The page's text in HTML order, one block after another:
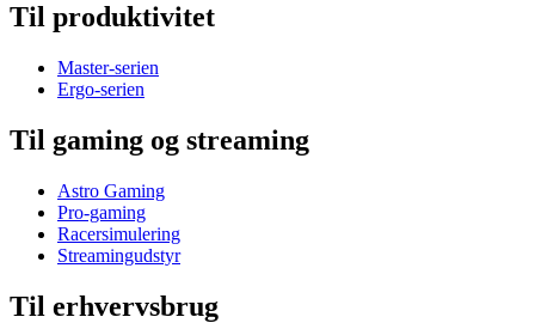
Til produktivitet
Master-serien
Ergo-serien
Til gaming og streaming
Astro Gaming
Pro-gaming
Racersimulering
Streamingudstyr
Til erhvervsbrug